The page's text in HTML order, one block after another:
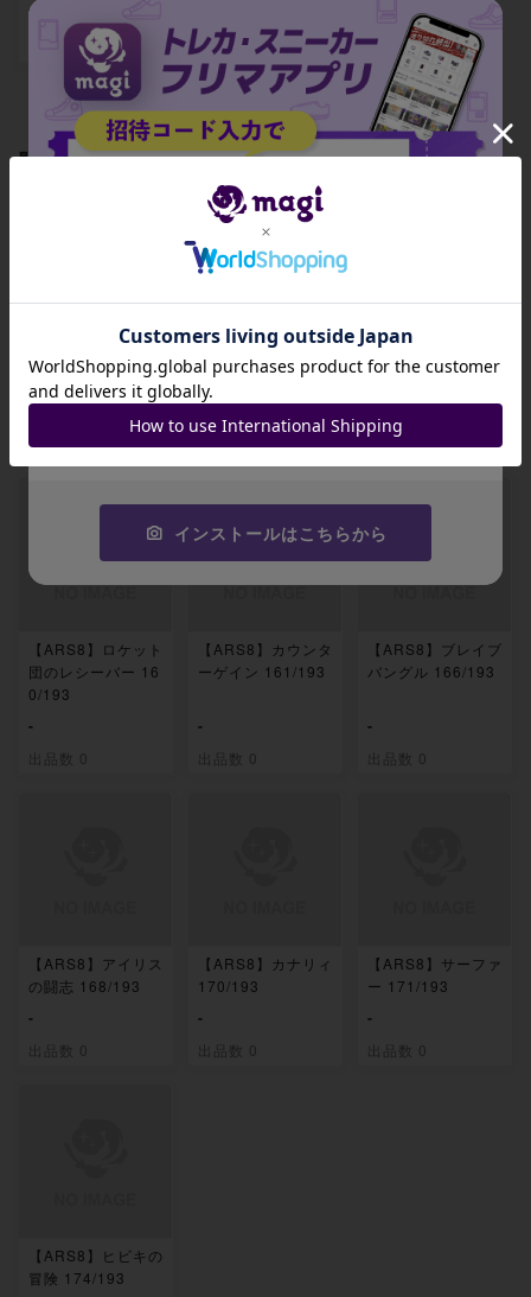
¥ 15,960 ~
出品数 38 出品数 5
関連製品
【ARS8】ドラパル
トex RR 134/193
-
出品数 0
【ARS8】パワープ
ロテイン 154/193
-
出品数 0
【ARS8】メガシグ
ナル 158/193
-
出品数 0
【ARS8】ロケット
団のレシーバー 16
0/193
-
出品数 0
【ARS8】カウンタ
ーゲイン 161/193
-
出品数 0
【ARS8】ブレイブ
バングル 166/193
-
出品数 0
【ARS8】アイリス
の闘志 168/193
-
出品数 0
【ARS8】カナリィ
170/193
-
出品数 0
【ARS8】サーファ
ー 171/193
-
出品数 0
【ARS8】ヒビキの
冒険 174/193
招待コード
JA9XS8
コピーする
インストールはこちらから